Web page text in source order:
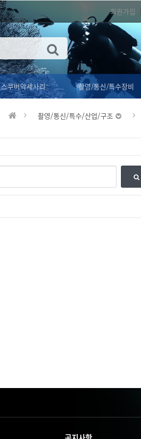
회원가입
스쿠버악세사리 촬영/통신/특수장비
촬영/통신/특수/산업/구조